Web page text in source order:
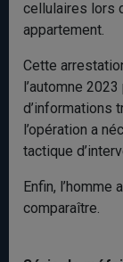
cellulaires lors
appartement.
Cette
l’automne
d’informations
l’opération a
tactique
Enfin,
comparaître.